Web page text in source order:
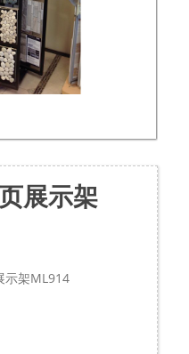
展示架
示架ML914